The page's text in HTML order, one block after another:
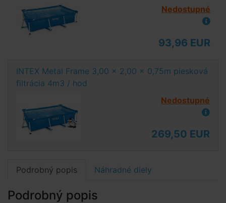
Nedostupné
93,96 EUR
INTEX Metal Frame 3,00 x 2,00 x 0,75m piesková
filtrácia 4m3 / hod
Nedostupné
269,50 EUR
Podrobný popis Náhradné diely
Podrobný popis